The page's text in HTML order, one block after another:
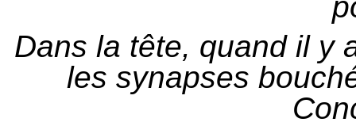
Dans la tête, quand il y
les synapses